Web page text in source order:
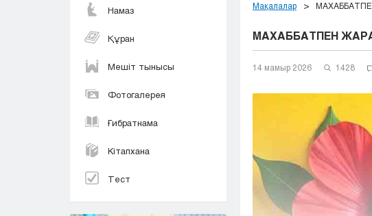
Намаз
Құран
Мешіт тынысы
Фотогалерея
Ғибратнама
Кітапхана
Тест
Мақалалар
МАХАББАТПЕН
14 мамыр 2026 1428